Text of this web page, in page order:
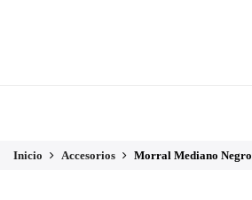
Inicio Accesorios Morral Mediano Negro